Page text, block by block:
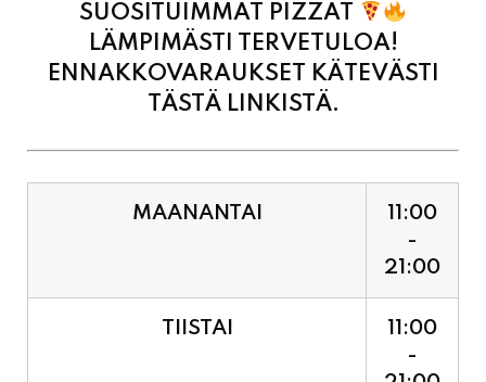
SUOSITUIMMAT PIZZAT
LÄMPIMÄSTI TERVETULOA!
ENNAKKOVARAUKSET KÄTEVÄSTI
TÄSTÄ LINKISTÄ.
MAANANTAI
11:00
-
21:00
TIISTAI
11:00
-